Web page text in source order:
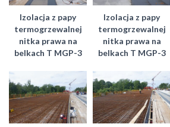
Izolacja z papy
termogrzewalnej
nitka prawa na
belkach T MGP-3
Izolacja z papy
termogrzewalnej
nitka prawa na
belkach T MGP-3